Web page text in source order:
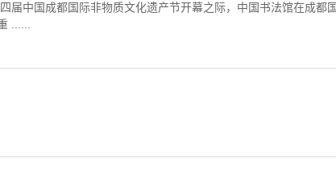
届中国成都国际非物质文化遗产节开幕之际，中国书法馆在成都
......